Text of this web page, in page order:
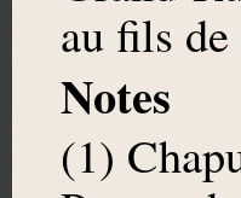
au fils
Notes
(1)